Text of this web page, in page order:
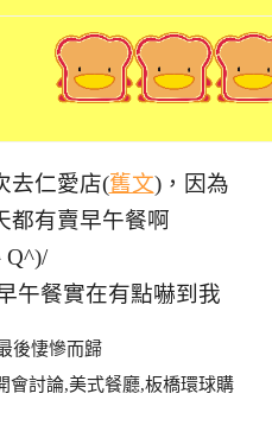
去仁愛店(舊文)，因為
都有賣早午餐啊
午餐實在有點嚇到我
後悽慘而歸